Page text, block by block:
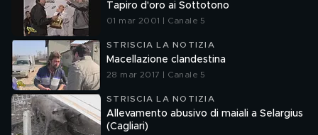
Tapiro d'oro ai Sottotono
01 mar 2001 | Canale 5
STRISCIA LA NOTIZIA
Macellazione clandestina
28 mar 2017 | Canale 5
STRISCIA LA NOTIZIA
Allevamento abusivo di maiali a Selargius
(Cagliari)